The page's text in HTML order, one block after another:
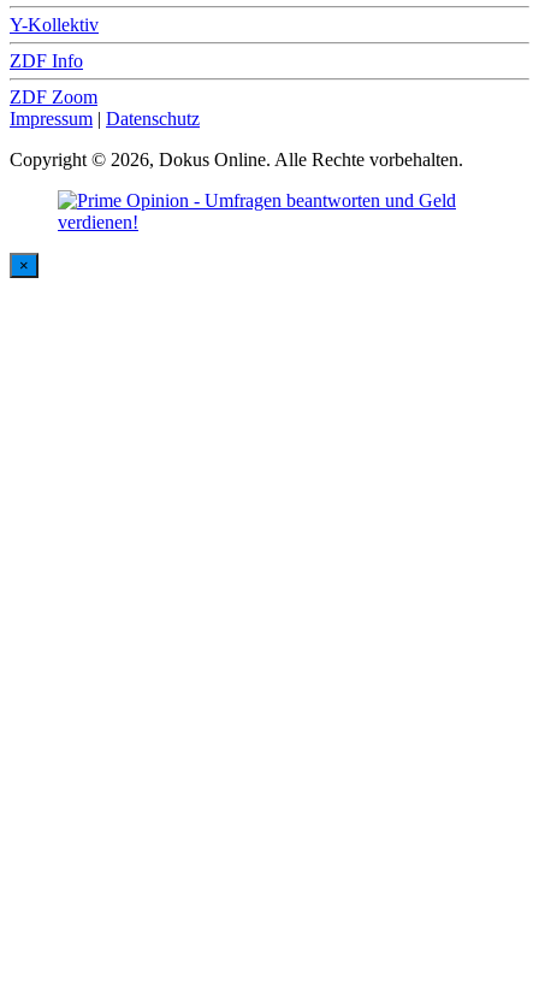
Y-Kollektiv
ZDF Info
ZDF Zoom
Impressum | Datenschutz
Copyright © 2026, Dokus Online. Alle Rechte vorbehalten.
×